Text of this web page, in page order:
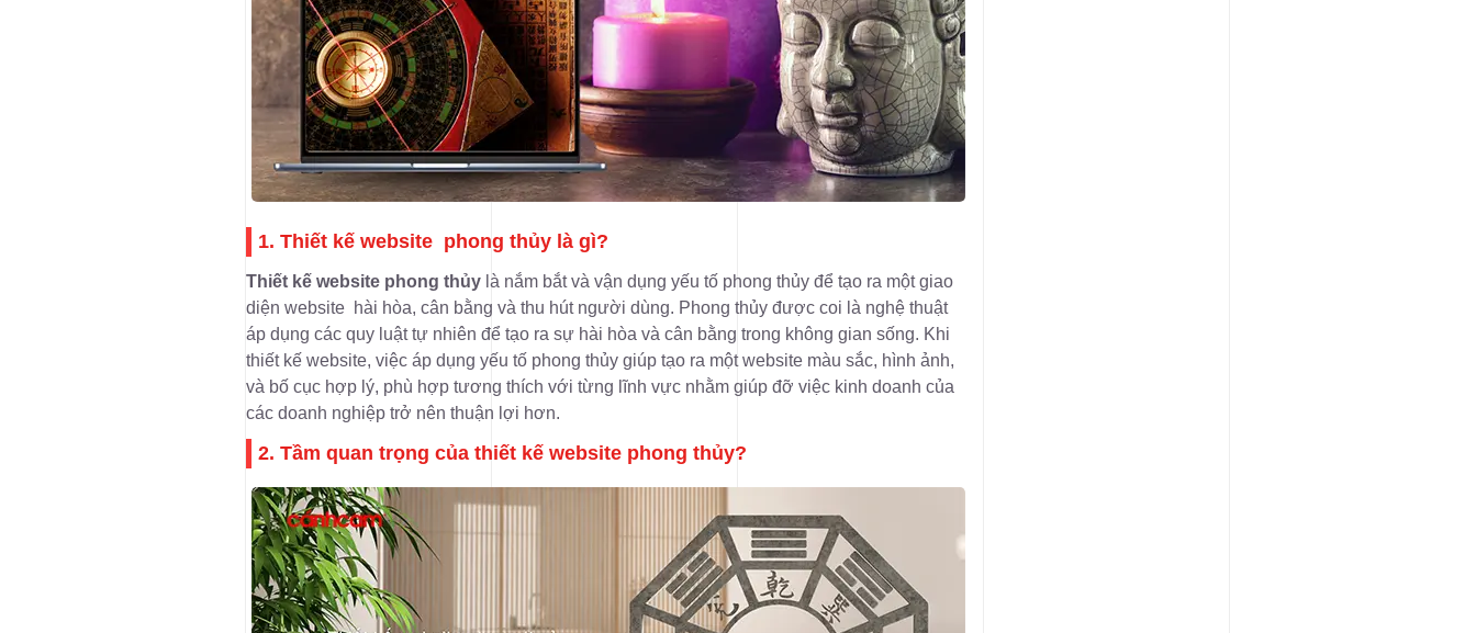
1. Thiết kế website phong thủy là gì?
Thiết kế website phong thủy là nắm bắt và vận dụng yếu tố phong thủy để tạo ra một giao
diện website hài hòa, cân bằng và thu hút người dùng. Phong thủy được coi là nghệ thuật
áp dụng các quy luật tự nhiên để tạo ra sự hài hòa và cân bằng trong không gian sống. Khi
thiết kế website, việc áp dụng yếu tố phong thủy giúp tạo ra một website màu sắc, hình ảnh,
và bố cục hợp lý, phù hợp tương thích với từng lĩnh vực nhằm giúp đỡ việc kinh doanh của
các doanh nghiệp trở nên thuận lợi hơn.
2. Tầm quan trọng của thiết kế website phong thủy?